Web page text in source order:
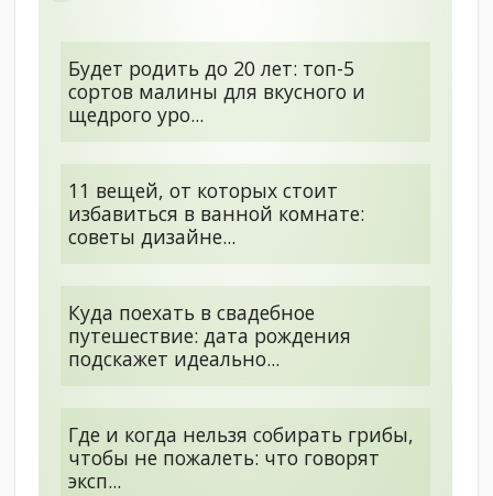
Будет родить до 20 лет: топ-5
сортов малины для вкусного и
щедрого уро...
11 вещей, от которых стоит
избавиться в ванной комнате:
советы дизайне...
Куда поехать в свадебное
путешествие: дата рождения
подскажет идеально...
Где и когда нельзя собирать грибы,
чтобы не пожалеть: что говорят
эксп...